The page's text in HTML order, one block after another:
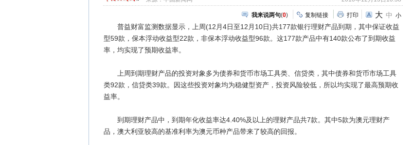
我来说两句(0) 复制链接 打印 大 中 小
普益财富监测数据显示，上周(12月4日至12月10日)共177款银行理财产品到期，其中保证收益
型59款，保本浮动收益型22款，非保本浮动收益型96款。这177款产品中有140款公布了到期收益
率，均实现了预期收益率。
上周到期理财产品的投资对象多为债券和货币市场工具类、信贷类，其中债券和货币市场工具
类92款，信贷类39款。因这些投资对象均为稳健型资产，投资风险较低，所以均实现了最高预期收
益率。
到期理财产品中，到期年化收益率达4.40%及以上的理财产品共7款。其中5款为澳元理财产
品，澳大利亚较高的基准利率为澳元币种产品带来了较高的回报。